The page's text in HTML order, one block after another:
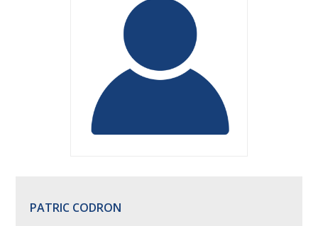
PATRIC CODRON